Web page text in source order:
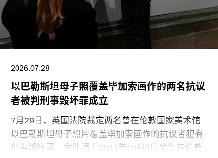
念艺术家罗伯特·莫里斯（Robert Morris）搬到旧金
山。在那里，她先后于哈尔普林-拉思罗普学校
（Halprin-Lathrop School）和马林舞蹈工作室
（Dance Workshop of
2026.07.28
以巴勒斯坦母子照覆盖毕加索画作的两名抗议
者被判刑事毁坏罪成立
7月29日，英国法院裁定两名曾在伦敦国家美术馆
以巴勒斯坦母子照片覆盖毕加索画作的抗议者犯有
刑事毁坏罪。案件源于2024年10月9日发生在伦敦